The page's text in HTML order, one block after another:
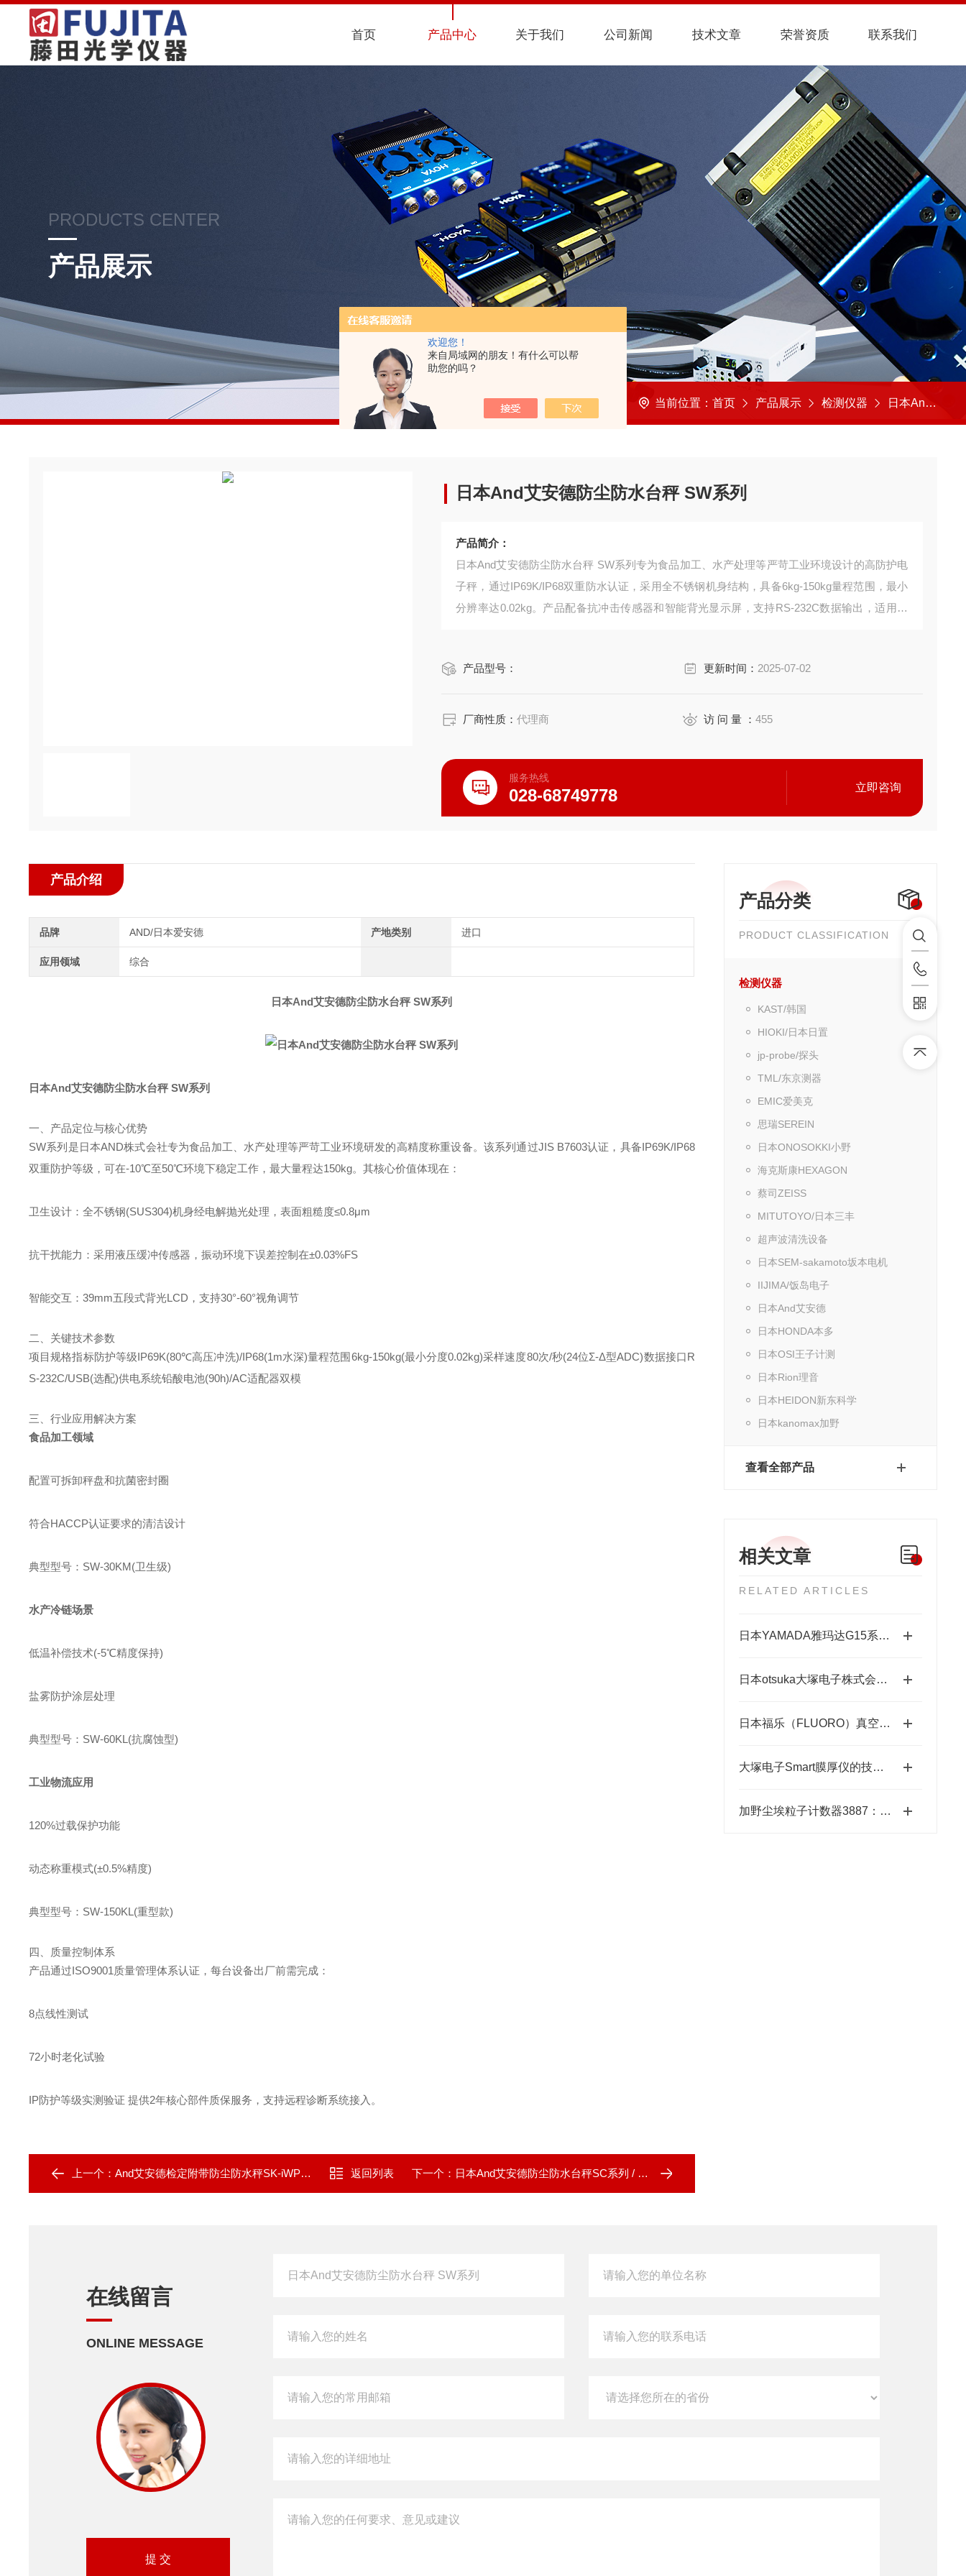
欢迎您！
来自局域网的朋友！有什么可以帮
助您的吗？
首页 产品中心 关于我们 公司新闻 技术文章 荣誉资质 联系我们
PRODUCTS CENTER
产品展示
当前位置： 首页 产品展示 检测仪器 日本And艾安德
日本And艾安德防尘防水台秤 SW系列
产品简介：
日本And艾安德防尘防水台秤 SW系列专为食品加工、水产处理等严苛工业环境设计的高防护电
子秤，通过IP69K/IP68双重防水认证，采用全不锈钢机身结构，具备6kg-150kg量程范围，最小
分辨率达0.02kg。产品配备抗冲击传感器和智能背光显示屏，支持RS-232C数据输出，适用于
产品型号： 更新时间： 2025-07-02
厂商性质：代理商 访 问 量 ：455
服务热线
028-68749778 立即咨询
产品分类
PRODUCT CLASSIFICATION
检测仪器
KAST/韩国
HIOKI/日本日置
jp-probe/探头
TML/东京测器
EMIC爱美克
思瑞SEREIN
日本ONOSOKKI小野
海克斯康HEXAGON
蔡司ZEISS
MITUTOYO/日本三丰
超声波清洗设备
日本SEM-sakamoto坂本电机
IIJIMA/饭岛电子
日本And艾安德
日本HONDA本多
日本OSI王子计测
日本Rion理音
日本HEIDON新东科学
日本kanomax加野
查看全部产品
相关文章
RELATED ARTICLES
日本YAMADA雅玛达G15系列超耐腐智能气动隔膜泵四川代理店
日本otsuka大塚电子株式会社【NEW】新品光波动场三次元显微镜MINUK
日本福乐（FLUORO）真空吸笔半导体精密搬运工具-藤田光学
大塚电子Smart膜厚仪的技术特点与应用优势
加野尘埃粒子计数器3887：洁净环境监测的“眼睛”
产品介绍
品牌 AND/日本爱安德 产地类别 进口
应用领域 综合
日本And艾安德防尘防水台秤 SW系列
日本And艾安德防尘防水台秤 SW系列
一、产品定位与核心优势
SW系列是日本AND株式会社专为食品加工、水产处理等严苛工业环境研发的高精度称重设备。该系列通过JIS B7603认证，具备IP69K/IP68
双重防护等级，可在-10℃至50℃环境下稳定工作，最大量程达150kg。其核心价值体现在：
卫生设计：全不锈钢(SUS304)机身经电解抛光处理，表面粗糙度≤0.8μm
抗干扰能力：采用液压缓冲传感器，振动环境下误差控制在±0.03%FS
智能交互：39mm五段式背光LCD，支持30°-60°视角调节
二、关键技术参数
项目规格指标防护等级IP69K(80℃高压冲洗)/IP68(1m水深)量程范围6kg-150kg(最小分度0.02kg)采样速度80次/秒(24位Σ-Δ型ADC)数据接口R
S-232C/USB(选配)供电系统铅酸电池(90h)/AC适配器双模
三、行业应用解决方案
食品加工领域
配置可拆卸秤盘和抗菌密封圈
符合HACCP认证要求的清洁设计
典型型号：SW-30KM(卫生级)
水产冷链场景
低温补偿技术(-5℃精度保持)
盐雾防护涂层处理
典型型号：SW-60KL(抗腐蚀型)
工业物流应用
120%过载保护功能
动态称重模式(±0.5%精度)
典型型号：SW-150KL(重型款)
四、质量控制体系
产品通过ISO9001质量管理体系认证，每台设备出厂前需完成：
8点线性测试
72小时老化试验
IP防护等级实测验证 提供2年核心部件质保服务，支持远程诊断系统接入。
上一个： And艾安德检定附带防尘防水秤SK-iWP系列 返回列表 下一个： 日本And艾安德防尘防水台秤SC系列 / SE系列
在线留言
ONLINE MESSAGE